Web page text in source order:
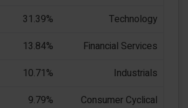
Technology
31.39%
Financial Services
13.84%
Industrials
10.71%
Consumer Cyclical
9.79%